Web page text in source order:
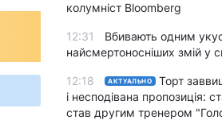
колумніст Bloomberg
12:31
Вбивають одним
найсмертоносніших змій у
12:18 АКТУАЛЬНО
Торт
і несподівана пропозиція:
став другим тренером